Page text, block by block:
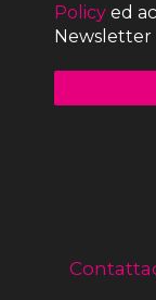
Policy ed
Newsletter